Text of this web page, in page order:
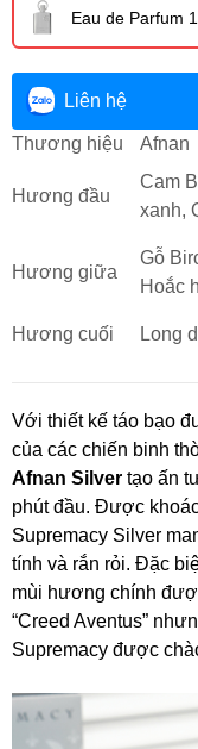
Eau de Parfum
Liên hệ
Thương hiệu Afnan
Hương đầu
Cam
xanh,
Hương giữa
Gỗ
Hoắc
Hương cuối Long
Với thiết kế táo bạo
của các chiến binh
Afnan Silver tạo ấn
phút đầu. Được
Supremacy Silver
tính và rắn rỏi. Đặc
mùi hương chính
“Creed Aventus”
Supremacy được